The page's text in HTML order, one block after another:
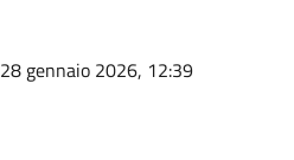
gennaio 2026, 12:39